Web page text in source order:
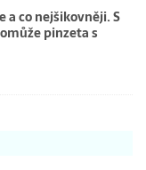
a co nejšikovněji. S
pinzeta s